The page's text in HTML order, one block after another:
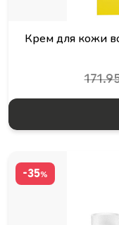
Крем для кожи
-35%